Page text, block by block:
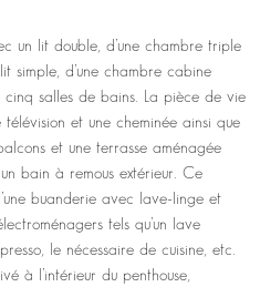
un lit double, d’une chambre triple
simple, d’une chambre cabine
salles de bains. La pièce de vie
et une cheminée ainsi que
et une terrasse aménagée
bain à remous extérieur. Ce
buanderie avec lave-linge et
tels qu’un lave
le nécessaire de cuisine, etc.
à l’intérieur du penthouse,